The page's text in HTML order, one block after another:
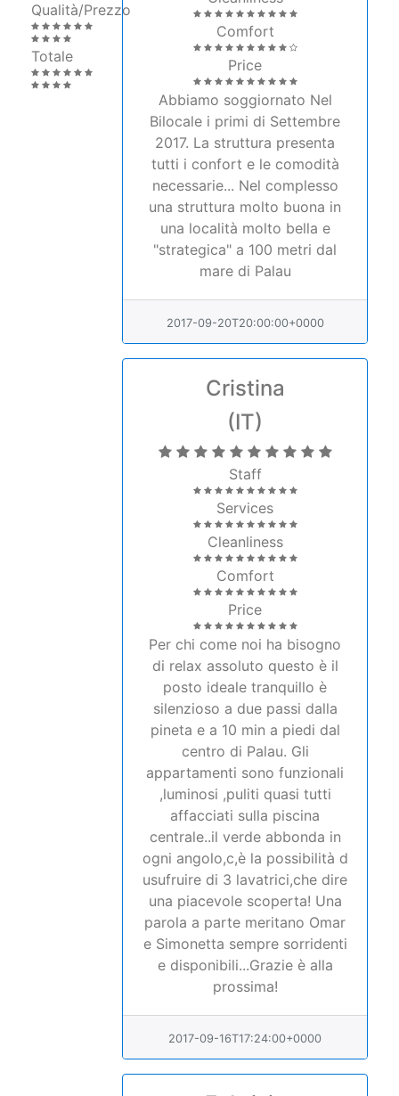
Totale
Comfort
Price
Abbiamo soggiornato Nel
Bilocale i primi di Settembre
2017. La struttura presenta
tutti i confort e le comodità
necessarie... Nel complesso
una struttura molto buona in
una località molto bella e
"strategica" a 100 metri dal
mare di Palau
Cristina
(IT)
Staff
Services
Cleanliness
Comfort
Price
Per chi come noi ha bisogno
di relax assoluto questo è il
posto ideale tranquillo è
silenzioso a due passi dalla
pineta e a 10 min a piedi dal
centro di Palau. Gli
appartamenti sono funzionali
,luminosi ,puliti quasi tutti
affacciati sulla piscina
centrale..il verde abbonda in
ogni angolo,c,è la possibilità d
usufruire di 3 lavatrici,che dire
una piacevole scoperta! Una
parola a parte meritano Omar
e Simonetta sempre sorridenti
e disponibili...Grazie è alla
prossima!
Fabrizio